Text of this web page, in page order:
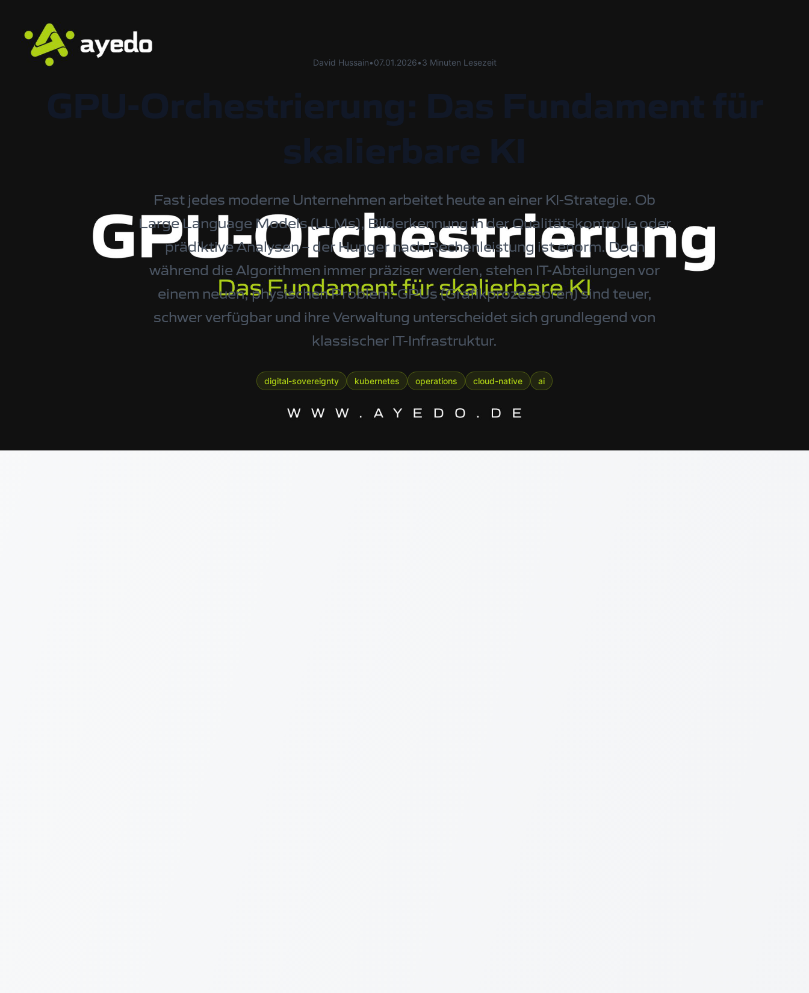
David Hussain•07.01.2026•3 Minuten Lesezeit
Fast jedes moderne Unternehmen arbeitet heute an einer KI-Strategie. Ob
Large Language Models (LLMs), Bilderkennung in der Qualitätskontrolle oder
prädiktive Analysen – der Hunger nach Rechenleistung ist enorm. Doch
während die Algorithmen immer präziser werden, stehen IT-Abteilungen vor
einem neuen, physischen Problem: GPUs (Grafikprozessoren) sind teuer,
schwer verfügbar und ihre Verwaltung unterscheidet sich grundlegend von
klassischer IT-Infrastruktur.
digital-sovereignty kubernetes operations cloud-native ai